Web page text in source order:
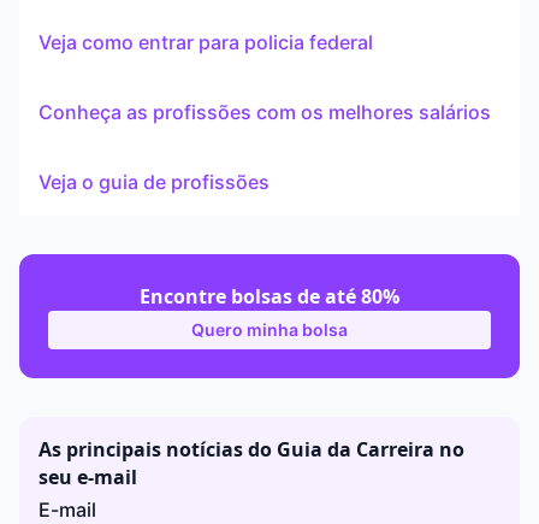
Veja como entrar para policia federal
Conheça as profissões com os melhores salários
Veja o guia de profissões
Encontre bolsas de até 80%
Quero minha bolsa
As principais notícias do Guia da Carreira no
seu e-mail
E-mail